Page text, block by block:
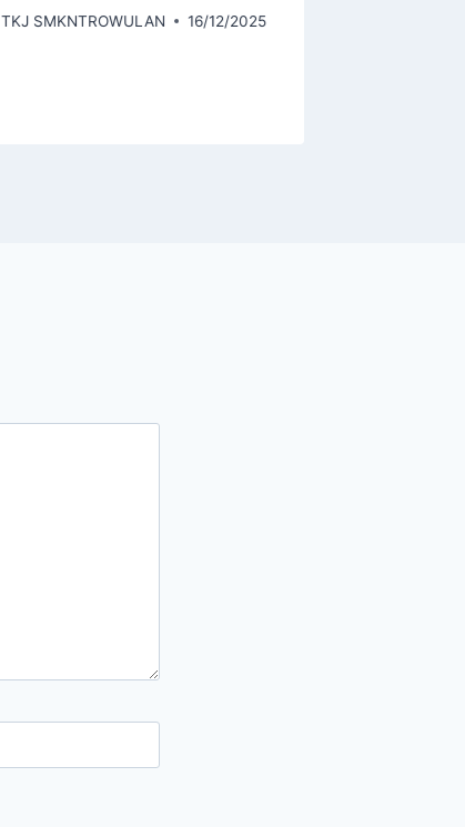
TKJ SMKNTROWULAN 16/12/2025